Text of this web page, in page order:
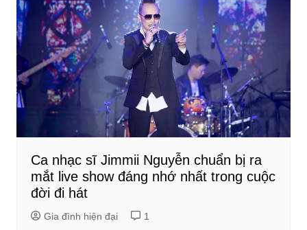
Ca nhạc sĩ Jimmii Nguyễn chuẩn bị ra
mắt live show đáng nhớ nhất trong cuộc
đời đi hát
Gia đình hiện đại 1